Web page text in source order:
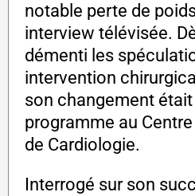
notable perte de
interview télévisée.
démenti les
intervention
son changement
programme au
de Cardiologie.
Interrogé sur son